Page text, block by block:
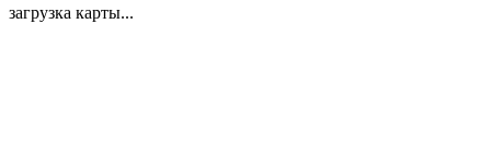
загрузка карты...